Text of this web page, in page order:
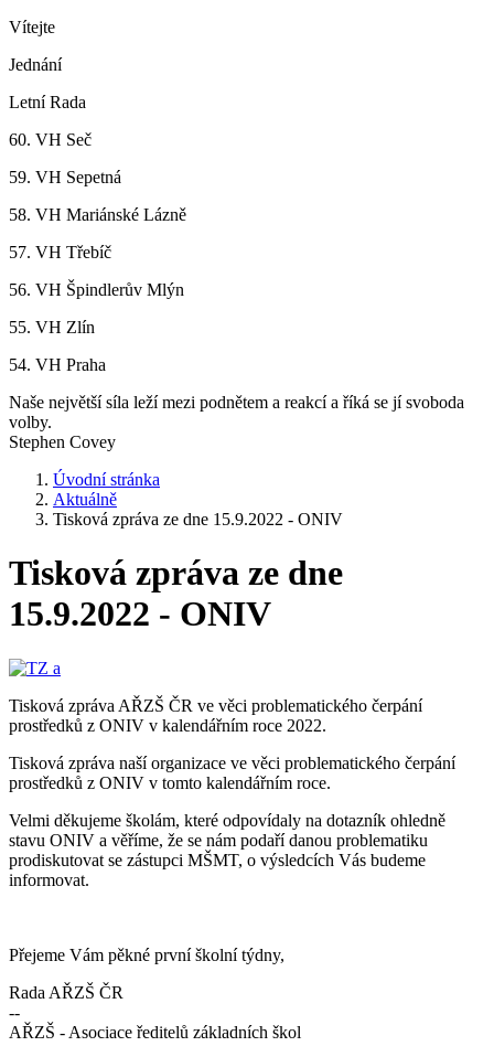
Vítejte
Jednání
Letní Rada
60. VH Seč
59. VH Sepetná
58. VH Mariánské Lázně
57. VH Třebíč
56. VH Špindlerův Mlýn
55. VH Zlín
54. VH Praha
Naše největší síla leží mezi podnětem a reakcí a říká se jí svoboda
volby.
Stephen Covey
Úvodní stránka
Aktuálně
Tisková zpráva ze dne 15.9.2022 - ONIV
Tisková zpráva ze dne
15.9.2022 - ONIV
Tisková zpráva AŘZŠ ČR ve věci problematického čerpání
prostředků z ONIV v kalendářním roce 2022.
Tisková zpráva naší organizace ve věci problematického čerpání
prostředků z ONIV v tomto kalendářním roce.
Velmi děkujeme školám, které odpovídaly na dotazník ohledně
stavu ONIV a věříme, že se nám podaří danou problematiku
prodiskutovat se zástupci MŠMT, o výsledcích Vás budeme
informovat.
Přejeme Vám pěkné první školní týdny,
Rada AŘZŠ ČR
--
AŘZŠ - Asociace ředitelů základních škol